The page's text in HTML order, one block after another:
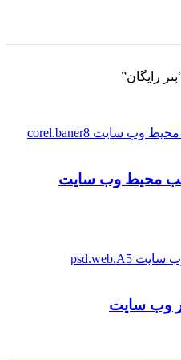
رایگان”
محیط وب سایت
وب سایت